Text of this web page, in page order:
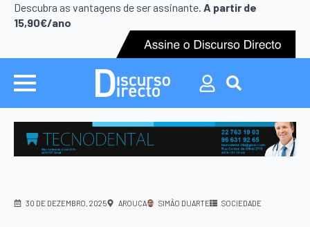
Descubra as vantagens de ser assinante. A partir de
15,90€/ano
Search
for:
Search
30 DE DEZEMBRO, 2025 AROUCA SIMÃO DUARTE SOCIEDADE